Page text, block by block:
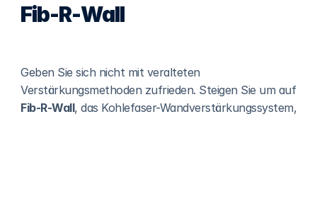
Fib-R-Wall
Geben Sie sich nicht mit veralteten
Verstärkungsmethoden zufrieden. Steigen Sie um auf
Fib-R-Wall, das Kohlefaser-Wandverstärkungssystem,